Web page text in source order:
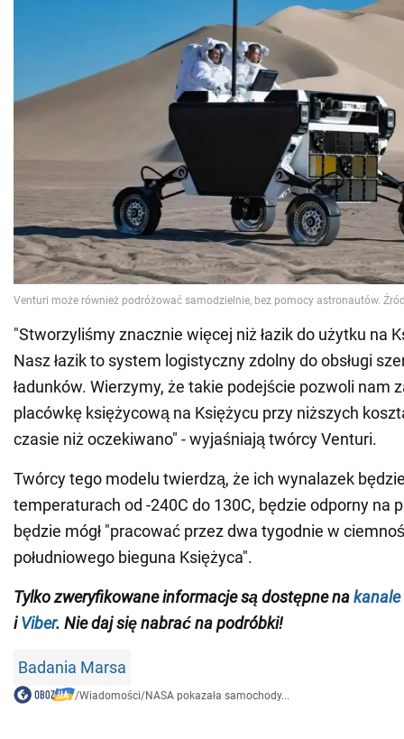
"Stworzyliśmy znacznie więcej niż łazik do użytku na
Nasz łazik to system logistyczny zdolny do obsługi
ładunków. Wierzymy, że takie podejście pozwoli nam
placówkę księżycową na Księżycu przy niższych
czasie niż oczekiwano" - wyjaśniają twórcy Venturi.
Twórcy tego modelu twierdzą, że ich wynalazek
temperaturach od -240C do 130C, będzie odporny na
będzie mógł "pracować przez dwa tygodnie w
południowego bieguna Księżyca".
Tylko zweryfikowane informacje są dostępne nakanale
iViber. Nie daj się nabrać na podróbki!
Badania Marsa
/Wiadomości/NASA pokazała samochody...